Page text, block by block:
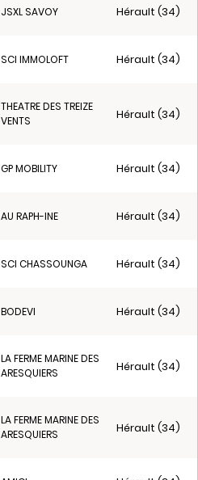
JSXL SAVOY Hérault (34)
SCI IMMOLOFT Hérault (34)
THEATRE DES TREIZE
VENTS
Hérault (34)
GP MOBILITY Hérault (34)
AU RAPH-INE Hérault (34)
SCI CHASSOUNGA Hérault (34)
BODEVI Hérault (34)
LA FERME MARINE DES
ARESQUIERS
Hérault (34)
LA FERME MARINE DES
ARESQUIERS
Hérault (34)